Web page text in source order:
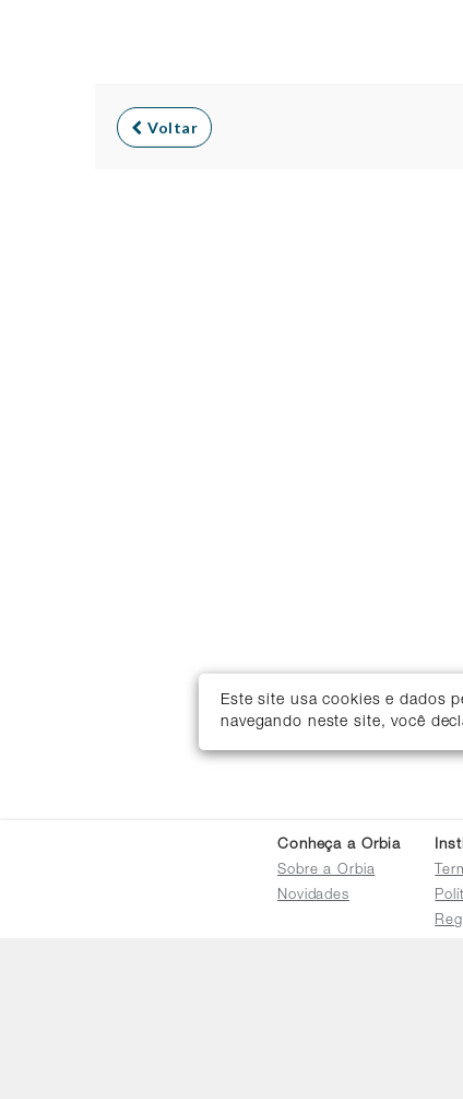
Este site usa cookies e dados
navegando neste site, você
Voltar
Conheça a Orbia
Sobre a Orbia
Novidades